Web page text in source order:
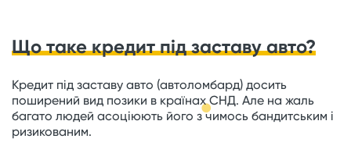
Що таке кредит під заставу авто?
Кредит під заставу авто (автоломбард) досить
поширений вид позики в країнах СНД. Але на жаль
багато людей асоціюють його з чимось бандитським і
ризикованим.